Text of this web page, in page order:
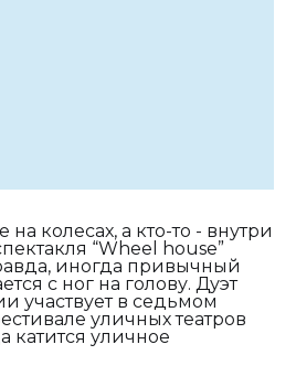
на колесах, а кто-то - внутри
“Wheel house”
иногда привычный
с ног на голову. Дуэт
участвует в седьмом
уличных театров
катится уличное